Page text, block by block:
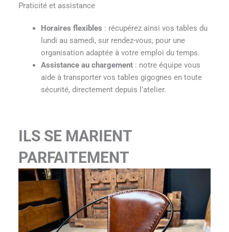
Praticité et assistance
Horaires flexibles : récupérez ainsi vos tables du
lundi au samedi, sur rendez-vous, pour une
organisation adaptée à votre emploi du temps.
Assistance au chargement: notre équipe vous
aide à transporter vos tables gigognes en toute
sécurité, directement depuis l’atelier.
ILS SE MARIENT
PARFAITEMENT